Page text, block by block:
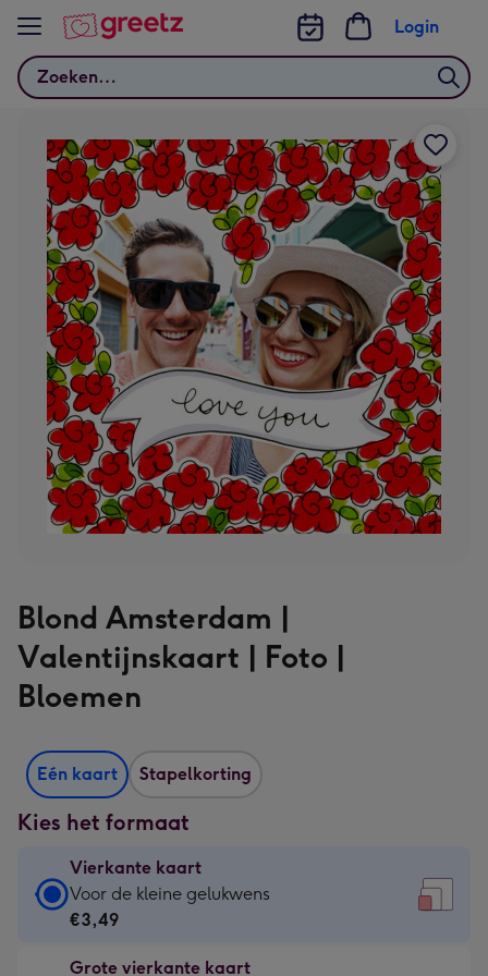
Bekijk meer
Zoeken
Login
Blond Amsterdam |
Valentijnskaart | Foto |
Bloemen
Eén kaart Stapelkorting
Kies het formaat
Vierkante kaart
Vierkante
kaart
€3,49
Voor de kleine gelukwens
€3,49
Grote vierkante kaart